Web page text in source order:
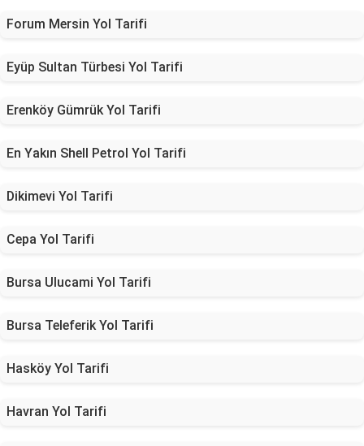
Forum Mersin Yol Tarifi
Eyüp Sultan Türbesi Yol Tarifi
Erenköy Gümrük Yol Tarifi
En Yakın Shell Petrol Yol Tarifi
Dikimevi Yol Tarifi
Cepa Yol Tarifi
Bursa Ulucami Yol Tarifi
Bursa Teleferik Yol Tarifi
Hasköy Yol Tarifi
Havran Yol Tarifi